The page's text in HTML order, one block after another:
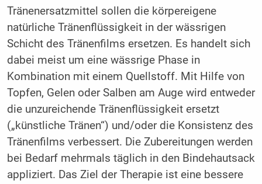
Tränenersatzmittel sollen die körpereigene
natürliche Tränenflüssigkeit in der wässrigen
Schicht des Tränenfilms ersetzen. Es handelt sich
dabei meist um eine wässrige Phase in
Kombination mit einem Quellstoff. Mit Hilfe von
Topfen, Gelen oder Salben am Auge wird entweder
die unzureichende Tränenflüssigkeit ersetzt
(„künstliche Tränen“) und/oder die Konsistenz des
Tränenfilms verbessert. Die Zubereitungen werden
bei Bedarf mehrmals täglich in den Bindehautsack
appliziert. Das Ziel der Therapie ist eine bessere